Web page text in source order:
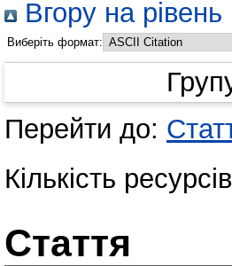
Вгору на рівень
Виберіть формат:
Перейти до:
Кількість
Стаття